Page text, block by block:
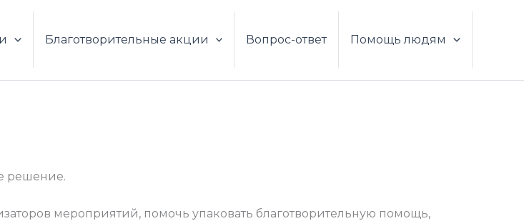
Благотворительные акции Вопрос-ответ Помощь людям
решение.
мероприятий, помочь упаковать благотворительную помощь,